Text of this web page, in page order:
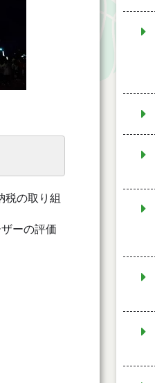
税の取り組
ーの評価